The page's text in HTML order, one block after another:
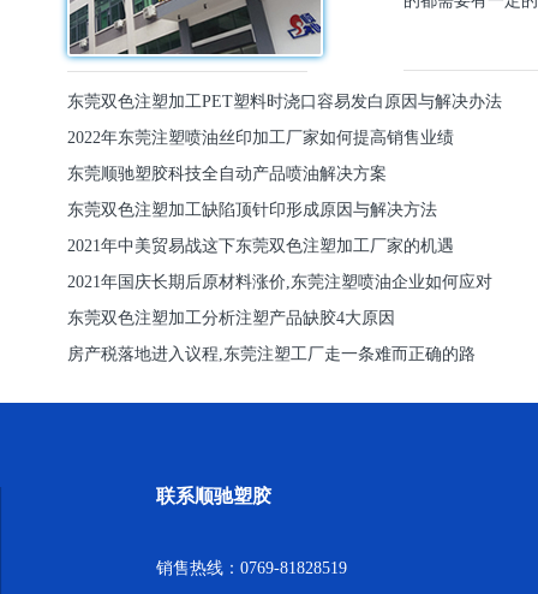
东莞双色注塑加工PET塑料时浇口容易发白原因与解决办法
2022年东莞注塑喷油丝印加工厂家如何提高销售业绩
东莞顺驰塑胶科技全自动产品喷油解决方案
东莞双色注塑加工缺陷顶针印形成原因与解决方法
2021年中美贸易战这下东莞双色注塑加工厂家的机遇
2021年国庆长期后原材料涨价,东莞注塑喷油企业如何应对
东莞双色注塑加工分析注塑产品缺胶4大原因
房产税落地进入议程,东莞注塑工厂走一条难而正确的路
联系顺驰塑胶
销售热线：0769-81828519